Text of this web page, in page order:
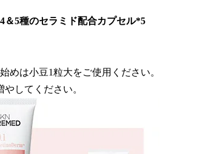
＆5種のセラミド配合カプセル*5
めは小豆1粒大をご使用ください。
してください。